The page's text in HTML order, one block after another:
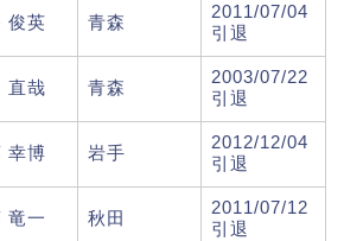
俊英 青森
2011/07/04
引退
直哉 青森
2003/07/22
引退
幸博 岩手
2012/12/04
引退
竜一 秋田
2011/07/12
引退